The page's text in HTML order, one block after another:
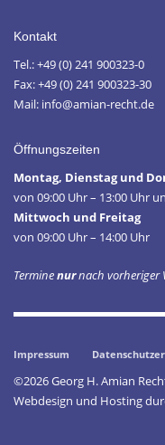
Kontakt
Tel.: +49 (0) 241 900323-0
Fax: +49 (0) 241 900323-30
Mail: info@amian-recht.de
Öffnungszeiten
Montag, Dienstag und
von 09:00 Uhr – 13:00 Uhr
Mittwoch und Freitag
von 09:00 Uhr – 14:00 Uhr
Terminenurnach vorheriger
Impressum
©2026 Georg H. Amian
Webdesign und Hosting